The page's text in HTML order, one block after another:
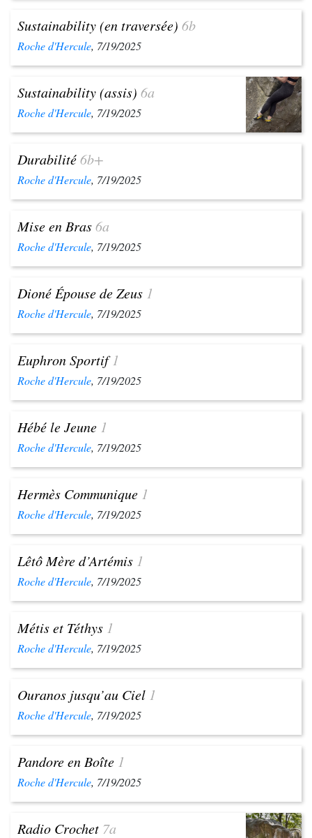
Sustainability (en traversée) 6b
Roche d'Hercule, 7/19/2025
Sustainability (assis) 6a
Roche d'Hercule, 7/19/2025
Durabilité6b+
Roche d'Hercule, 7/19/2025
Mise en Bras6a
Roche d'Hercule, 7/19/2025
Dioné Épouse de Zeus 1
Roche d'Hercule, 7/19/2025
Euphron Sportif 1
Roche d'Hercule, 7/19/2025
Hébé le Jeune 1
Roche d'Hercule, 7/19/2025
Hermès Communique 1
Roche d'Hercule, 7/19/2025
Lêtô Mère d’Artémis 1
Roche d'Hercule, 7/19/2025
Métis et Téthys 1
Roche d'Hercule, 7/19/2025
Ouranos jusqu’au Ciel 1
Roche d'Hercule, 7/19/2025
Pandore en Boîte 1
Roche d'Hercule, 7/19/2025
Radio Crochet 7a